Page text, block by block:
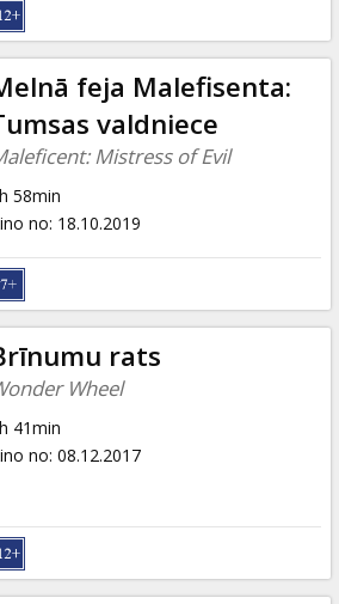
feja Malefisenta:
valdniece
Mistress of Evil
58min
no: 18.10.2019
rats
Wheel
41min
no: 08.12.2017